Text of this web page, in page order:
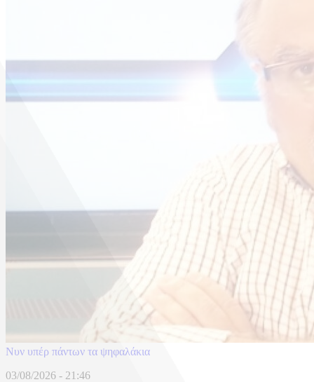
Νυν υπέρ πάντων τα ψηφαλάκια
03/08/2026 - 21:46